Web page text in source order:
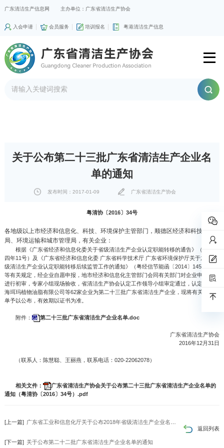
广东清洁生产信息网 主办单位：广东省清洁生产协会
入会申请 会员服务 培训报名 粤港清洁生产信息
关于公布第二十三批广东省清洁生产企业名
单的通知
发布时间：2017-01-09 广东省清洁生产协会
粤清协〔2016〕34号
各地级以上市经济和信息化、科技、环境保护主管部门，顺德区经济和科技促进
局、环境运输和城市管理局，有关企业：
根据《广东省经济和信息化委关于省级清洁生产企业认定职能转移的通告》（二○一
四年11号）及《广东省经济和信息化委 广东省科学技术厅 广东省环境保护厅关于加强省
级清洁生产企业认定职能转移后续监管工作的通知》（粤经信节能函〔2014〕1452号）
等有关规定，经企业自愿申报，地市经济和信息化主管部门会同有关部门对企业申报材料
进行初审，专家小组现场验收，省清洁生产协会认定工作领导小组审定通过，认定广州市
海珥玛植物油脂有限公司等62家企业为第二十三批广东省清洁生产企业，现将有关企业名
单予以公布，有效期以证书为准。
附件： 第二十三批广东省清洁生产企业名单.doc
广东省清洁生产协会
2016年12月31日
（联系人：陈慧聪、王丽燕，联系电话：020-22062078）
相关文件：
广东省清洁生产协会关于公布第二十三批广东省清洁生产企业名单的
通知（粤清协〔2016〕34号）.pdf
返回列表
[上一篇] 广东省工业和信息化厅关于公布2018年省级清洁生产企业名单的通知
[下一篇] 关于公布第二十二批广东省清洁生产企业名单的通知